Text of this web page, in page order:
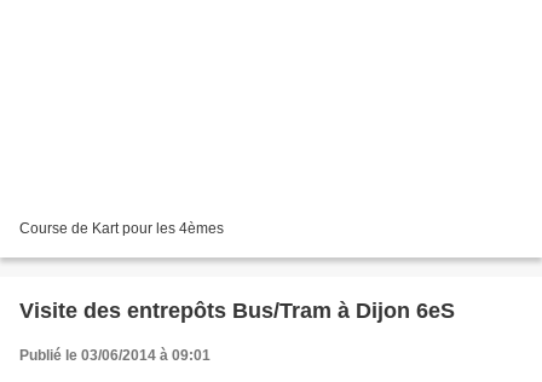
Course de Kart pour les 4èmes
Visite des entrepôts Bus/Tram à Dijon 6eS
Publié le 03/06/2014 à 09:01